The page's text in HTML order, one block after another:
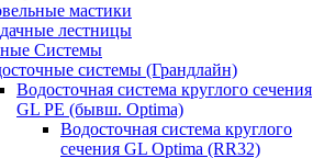
мастики
лестницы
Системы
системы (Грандлайн)
Водосточная система круглого сечения
GL PE (бывш. Optima)
Водосточная система круглого
сечения GL Optima (RR32)